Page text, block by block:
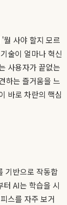
뭘 사야 할지 모르
술이 얼마나 혁신
사용자가 끝없는
하는 즐거움을 느
바로 차란의 핵심
기반으로 작동합
AI는 학습을 시
스를 자주 보거